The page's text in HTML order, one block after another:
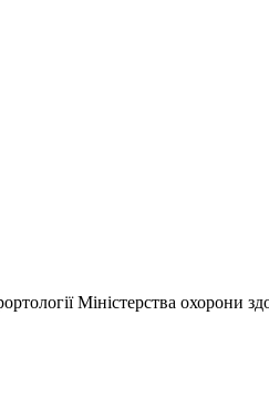
Міністерства охорони